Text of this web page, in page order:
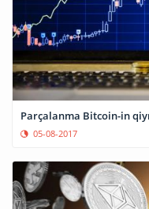
Parçalanma Bitcoin-in
05-08-2017